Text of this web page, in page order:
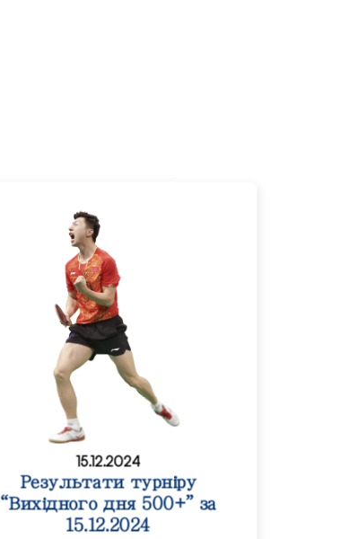
15.12.2024
Результати турніру
“Вихідного дня 500+” за
15.12.2024